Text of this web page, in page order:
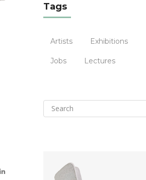
Tags
Artists Exhibitions
Jobs Lectures